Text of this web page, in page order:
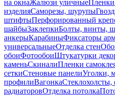
на окнаЖалюзи уличные
изделияСаморезы, шурупы
штифтыПерфорированный
шайбыЗаклепкиБолты, винты,
анкерыКарабиныФиксаторы
универсальныеОтделка стен
обоиФотообоиШтукатурки
каменьСкиналиПленки
сеткиСтеновые панелиУголки,
профилиВагонкаСтеклохолсты,
радиаторовОтделка потолка